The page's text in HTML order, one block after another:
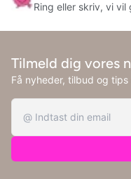
Ring eller skriv, vi
Tilmeld dig vores
Få nyheder, tilbud og